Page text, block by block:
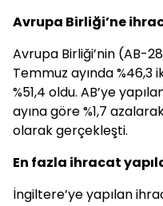
Avrupa Birliği’ne
Avrupa Birliği’nin (AB-
Temmuz ayında %46,3
%51,4 oldu. AB’ye
ayına göre %1,7
olarak gerçekleşti.
En fazla ihracat
İngiltere’ye yapılan